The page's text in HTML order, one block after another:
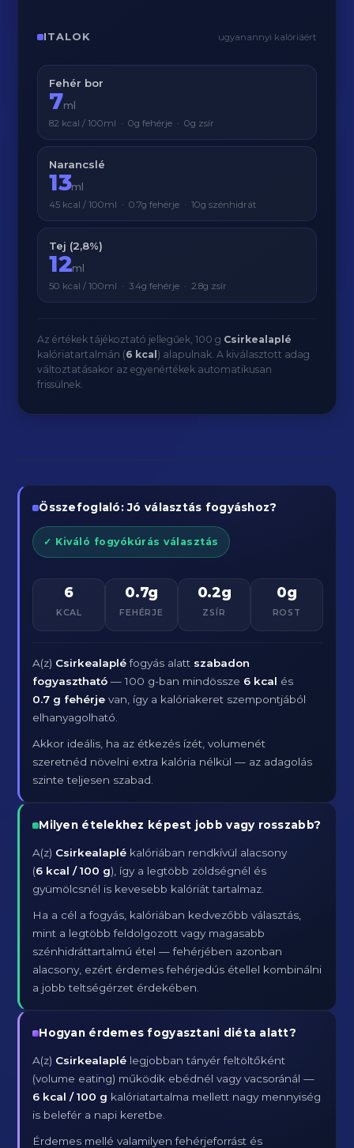
ITALOK ugyanannyi kalóriáért
Fehér bor
7ml
82 kcal / 100ml · 0g fehérje · 0g zsír
Narancslé
13ml
45 kcal / 100ml · 0.7g fehérje · 10g szénhidrát
Tej (2,8%)
12ml
50 kcal / 100ml · 3.4g fehérje · 2.8g zsír
Az értékek tájékoztató jellegűek, 100 g Csirkealaplé
kalóriatartalmán (6 kcal ) alapulnak. A kiválasztott adag
változtatásakor az egyenértékek automatikusan
frissülnek.
Összefoglaló: Jó választás fogyáshoz?
✓ Kiváló fogyókúrás választás
6
KCAL
0.7g
FEHÉRJE
0.2g
ZSÍR
0g
ROST
A(z) Csirkealapléfogyás alatt szabadon
fogyasztható — 100 g-ban mindössze 6 kcal és
0.7 g fehérje van, így a kalóriakeret szempontjából
elhanyagolható.
Akkor ideális, ha az étkezés ízét, volumenét
szeretnéd növelni extra kalória nélkül — az adagolás
szinte teljesen szabad.
Milyen ételekhez képest jobb vagy rosszabb?
A(z) Csirkealaplé kalóriában rendkívül alacsony
(6 kcal / 100 g), így a legtöbb zöldségnél és
gyümölcsnél is kevesebb kalóriát tartalmaz.
Ha a cél a fogyás, kalóriában kedvezőbb választás,
mint a legtöbb feldolgozott vagy magasabb
szénhidráttartalmú étel — fehérjében azonban
alacsony, ezért érdemes fehérjedús étellel kombinálni
a jobb teltségérzet érdekében.
Hogyan érdemes fogyasztani diéta alatt?
A(z) Csirkealaplé legjobban tányér feltöltőként
(volume eating) működik ebédnél vagy vacsoránál —
6 kcal / 100 g kalóriatartalma mellett nagy mennyiség
is belefér a napi keretbe.
Érdemes mellé valamilyen fehérjeforrást és